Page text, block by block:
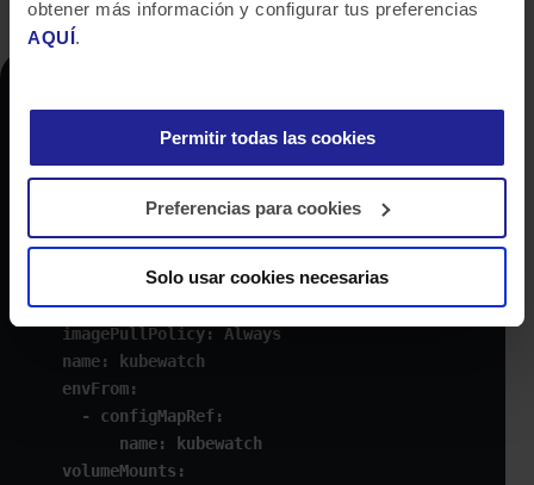
obtener más información y configurar tus preferencias
AQUÍ.
Permitir todas las cookies
Preferencias para cookies
Solo usar cookies necesarias
kind: Pod
  name: kubewatch
  namespace: default
  serviceAccountName: kubewatch
  containers:
  - image: bitnami/kubewatch:
0.0.4
    imagePullPolicy: Always
    name: kubewatch
    envFrom:
      - configMapRef:
          name: kubewatch
    volumeMounts: